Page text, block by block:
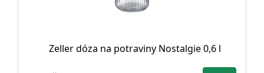
Zeller dóza na potraviny Nostalgie 0,6 l